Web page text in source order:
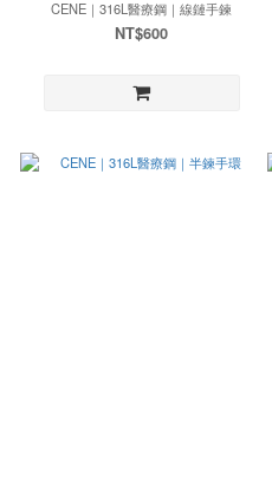
CENE｜316L醫療鋼｜線鏈手鍊
NT$600